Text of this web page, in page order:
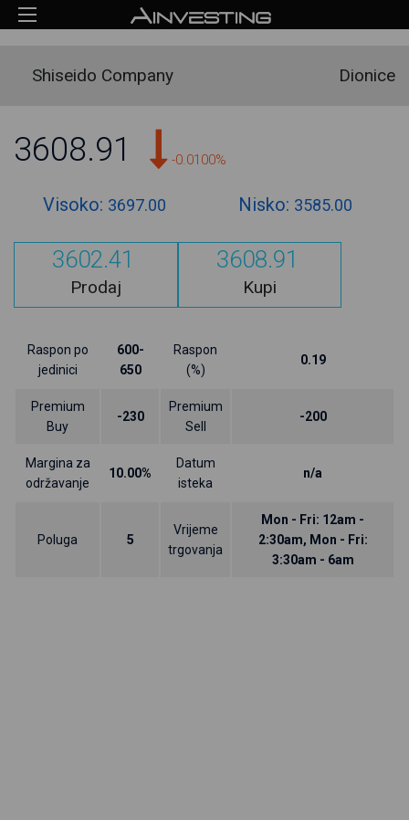
Shiseido Company Dionice
3608.91 -0.0100%
Visoko: 3697.00 Nisko: 3585.00
3602.41
Prodaj
3608.91
Kupi
Raspon po
jedinici
600-
650
Raspon
(%)
0.19
Premium
Buy
-230
Premium
Sell
-200
Margina za
održavanje
10.00%
Datum
isteka
n/a
Poluga 5
Vrijeme
trgovanja
Mon - Fri: 12am -
2:30am, Mon - Fri:
3:30am - 6am